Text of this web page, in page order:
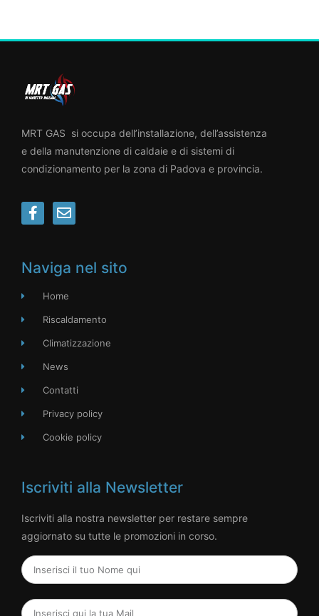
MRT GAS si occupa dell’installazione, dell’assistenza
e della manutenzione di caldaie e di sistemi di
condizionamento per la zona di Padova e provincia.
Naviga nel sito
Home
Riscaldamento
Climatizzazione
News
Contatti
Privacy policy
Cookie policy
Iscriviti alla Newsletter
Iscriviti alla nostra newsletter per restare sempre
aggiornato su tutte le promozioni in corso.